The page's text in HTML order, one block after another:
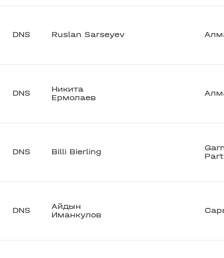
DNS Ruslan Sarseyev
DNS
Никита
Ермолаев
DNS Billi Bierling
DNS
Айдын
Иманкулов